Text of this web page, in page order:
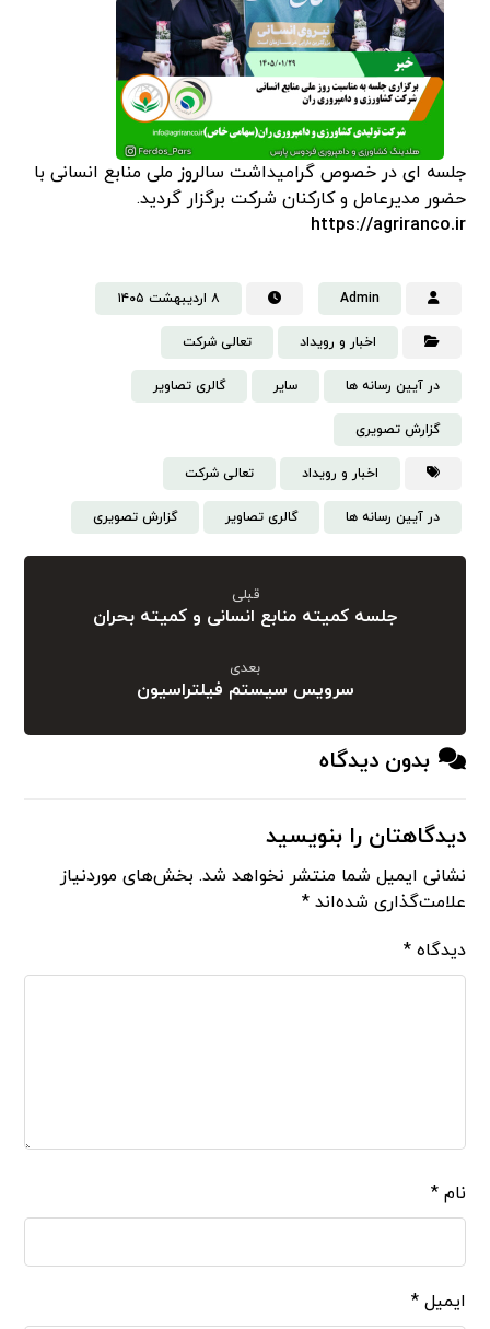
جلسه ای در خصوص گرامیداشت سالروز ملی منابع انسانی با
حضور مدیرعامل و کارکنان شرکت برگزار گردید.
https://agriranco.ir
Admin ۸ اردیبهشت ۱۴۰۵
اخبار و رویداد تعالی شرکت
در آیین رسانه ها سایر گالری تصاویر
گزارش تصویری
اخبار و رویداد تعالی شرکت
در آیین رسانه ها گالری تصاویر گزارش تصویری
قبلی
جلسه کمیته منابع انسانی و کمیته بحران
بعدی
سرویس سیستم فیلتراسیون
بدون دیدگاه
دیدگاهتان را بنویسید
نشانی ایمیل شما منتشر نخواهد شد. بخش‌های موردنیاز
علامت‌گذاری شده‌اند*
دیدگاه*
نام*
ایمیل*